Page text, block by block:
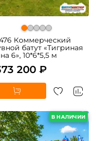
Коммерческий
батут «Тигриная
6», 10*6*5,5 м
200 ₽
В НАЛИЧИИ